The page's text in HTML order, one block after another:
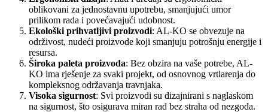
oblikovani za jednostavnu upotrebu, smanjujući umor
prilikom rada i povećavajući udobnost.
Ekološki prihvatljivi proizvodi: AL-KO se obvezuje na
održivost, nudeći proizvode koji smanjuju potrošnju energije i
resursa.
Široka paleta proizvoda: Bez obzira na vaše potrebe, AL-
KO ima rješenje za svaki projekt, od osnovnog vrtlarenja do
kompleksnog održavanja travnjaka.
Visoka sigurnost: Svi proizvodi su dizajnirani s naglaskom
na sigurnost, što osigurava miran rad bez straha od nezgoda.